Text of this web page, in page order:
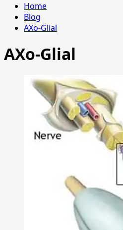
Home
Blog
AXo-Glial
AXo-Glial